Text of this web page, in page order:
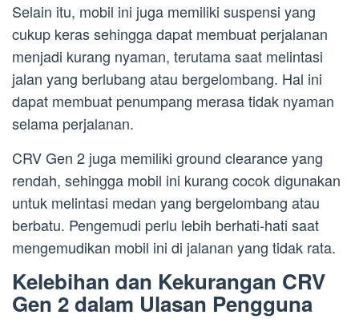
Selain itu, mobil ini juga memiliki suspensi yang
cukup keras sehingga dapat membuat perjalanan
menjadi kurang nyaman, terutama saat melintasi
jalan yang berlubang atau bergelombang. Hal ini
dapat membuat penumpang merasa tidak nyaman
selama perjalanan.
CRV Gen 2 juga memiliki ground clearance yang
rendah, sehingga mobil ini kurang cocok digunakan
untuk melintasi medan yang bergelombang atau
berbatu. Pengemudi perlu lebih berhati-hati saat
mengemudikan mobil ini di jalanan yang tidak rata.
Kelebihan dan Kekurangan CRV
Gen 2 dalam Ulasan Pengguna